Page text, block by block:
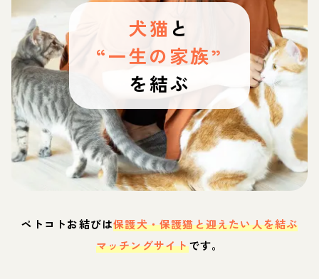
犬猫 と
“一生の家族”
を結ぶ
ペトコトお結びは保護犬・保護猫と迎えたい人を結ぶ
マッチングサイトです。